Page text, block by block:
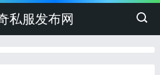
私服发布网